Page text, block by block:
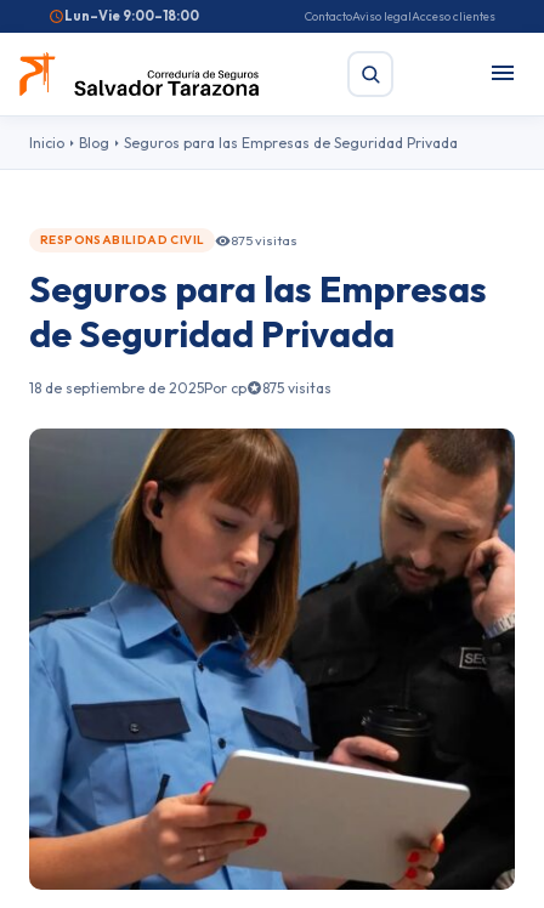
Lun–Vie 9:00–18:00 ContactoAviso legalAcceso clientes
Búsquedas frecuentes: Seguro de coche
Seguro de hogar
Seguro de salud
Pirotecnia Fallas
Inicio Blog Seguros para las Empresas de Seguridad Privada
RESPONSABILIDAD CIVIL 875 visitas
Seguros para las Empresas
de Seguridad Privada
18 de septiembre de 2025Por cp 875 visitas